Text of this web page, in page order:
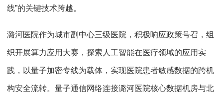
线”的关键技术跨越。
潞河医院作为城市副中心三级医院，积极响应政策号召，组
织开展算力应用大赛，探索人工智能在医疗领域的应用实
践，以量子加密专线为载体，实现医院患者敏感数据的跨机
构安全流转。量子通信网络连接潞河医院核心数据机房与北